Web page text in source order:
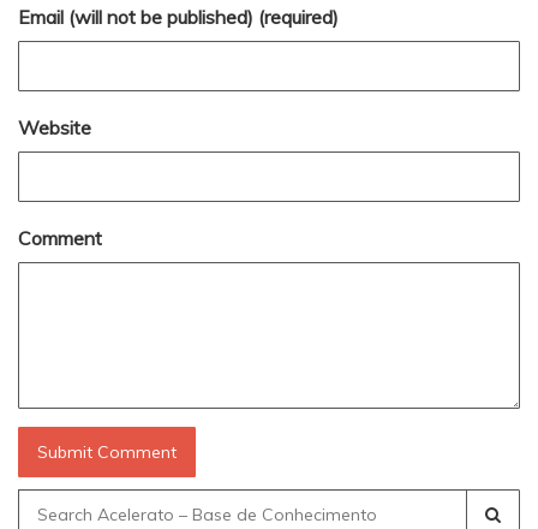
Email (will not be published) (required)
Website
Comment
Search